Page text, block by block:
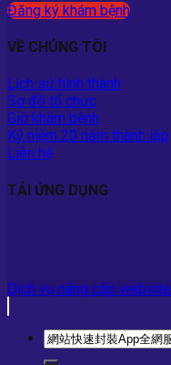
Đăng ký khám bệnh
VỀ CHÚNG TÔI
Lịch sử hình thành
Sơ đồ tổ chức
Giờ khám bệnh
Kỷ niệm 20 năm thành lập
Liên hệ
TẢI ỨNG DỤNG
Dịch vụ nâng cấp website